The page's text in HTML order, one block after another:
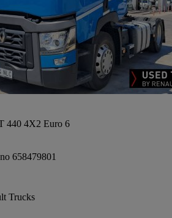
440 4X2 Euro 6
658479801
Trucks